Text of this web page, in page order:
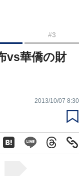
#3
vs華僑の財
2013/10/07 8:30